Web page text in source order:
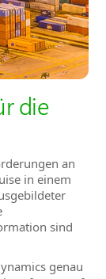
die
an
in einem
sind
genau